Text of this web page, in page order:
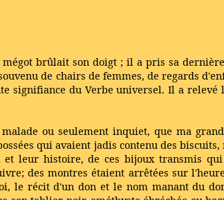
brûlait son doigt ; il a pris sa
de chairs de femmes, de regards
signifiance du Verbe universel. Il a
ou seulement inquiet, que ma
qui avaient jadis contenu des
leur histoire, de ces bijoux transmis qui
des montres étaient arrêtées sur
le récit d'un don et le nom manant du